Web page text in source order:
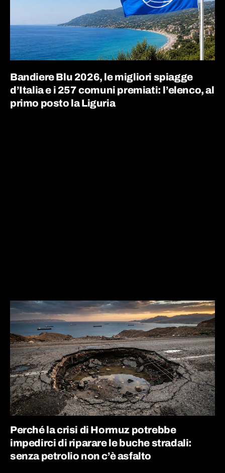
Bandiere Blu 2026, le migliori spiagge
d’Italia e i 257 comuni premiati: l’elenco, al
primo posto la Liguria
Perché la crisi di Hormuz potrebbe
impedirci di riparare le buche stradali:
senza petrolio non c’è asfalto